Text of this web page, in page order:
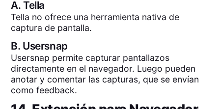
A.Tella
Tella no ofrece una herramienta nativa de
captura de pantalla.
B. Usersnap
Usersnap permite capturar pantallazos
directamente en el navegador. Luego pueden
anotar y comentar las capturas, que se envían
como feedback.